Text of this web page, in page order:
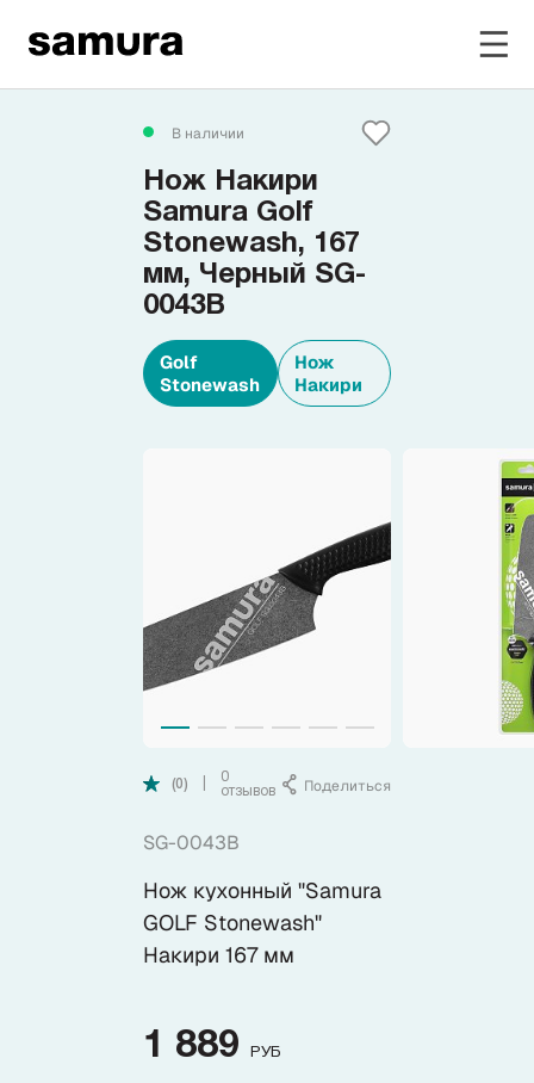
Избранное
Войти в личный кабинет
Смотреть весь каталог
Ножи по видам
Популярные подборки
Аксессуары
Спецпредложения и уценка
В наличии
Нож Накири
Samura Golf
Stonewash, 167
мм, Черный SG-
0043B
Golf
Stonewash
Нож
Накири
(0)
0
отзывов
Поделиться
SG-0043B
Нож кухонный "Samura
GOLF Stonewash"
Накири 167 мм
1 889 РУБ